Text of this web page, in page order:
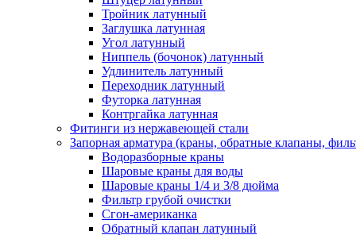
Тройник латунный
Заглушка латунная
Угол латунный
Ниппель (бочонок) латунный
Удлинитель латунный
Переходник латунный
Футорка латунная
Контргайка латунная
Фитинги из нержавеющей стали
Запорная арматура (краны, обратные клапаны,
Водоразборные краны
Шаровые краны для воды
Шаровые краны 1/4 и 3/8 дюйма
Фильтр грубой очистки
Сгон-американка
Обратный клапан латунный